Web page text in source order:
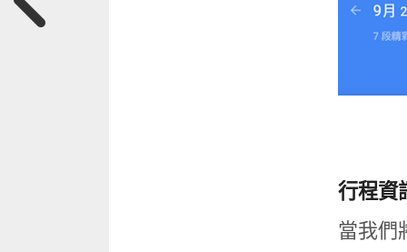
行程資
當我們